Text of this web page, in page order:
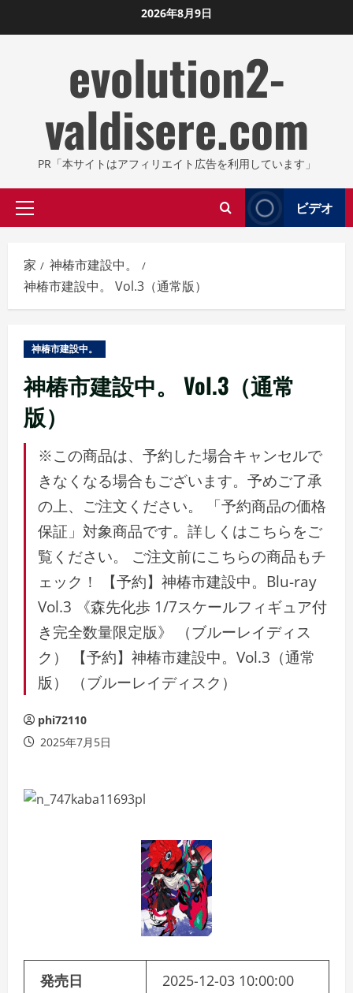
ン
2026年8月9日
evolution2-
valdisere.com
PR「本サイトはアフィリエイト広告を利用しています」
プ
イ
マ
リ
メ
ュ
ー
ビデオ
家
神椿市建設中。
神椿市建設中。 Vol.3（通常版）
神椿市建設中。
神椿市建設中。 Vol.3（通常
版）
※この商品は、予約した場合キャンセルで
きなくなる場合もございます。予めご了承
の上、ご注文ください。 「予約商品の価格
保証」対象商品です。詳しくはこちらをご
覧ください。 ご注文前にこちらの商品もチ
ェック！ 【予約】神椿市建設中。Blu-ray
Vol.3 《森先化歩 1/7スケールフィギュア付
き完全数量限定版》 （ブルーレイディス
ク） 【予約】神椿市建設中。Vol.3（通常
版） （ブルーレイディスク）
phi72110
2025年7月5日
発売日 2025-12-03 10:00:00